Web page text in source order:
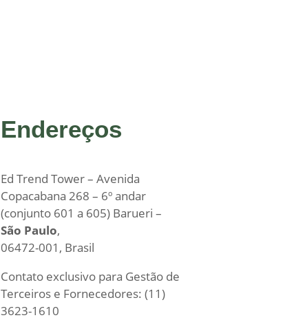
Endereços
Ed Trend Tower – Avenida
Copacabana 268 – 6º andar
(conjunto 601 a 605) Barueri –
São Paulo,
06472-001, Brasil
Contato exclusivo para Gestão de
Terceiros e Fornecedores: (11)
3623-1610